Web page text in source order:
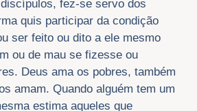
fez-se servo dos
quis participar da condição
ser feito ou dito a ele mesmo
ou de mau se fizesse ou
Deus ama os pobres, também
amam. Quando alguém tem um
estima aqueles que